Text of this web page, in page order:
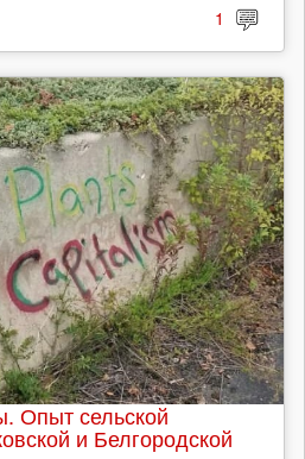
1
Опыт сельской
и Белгородской